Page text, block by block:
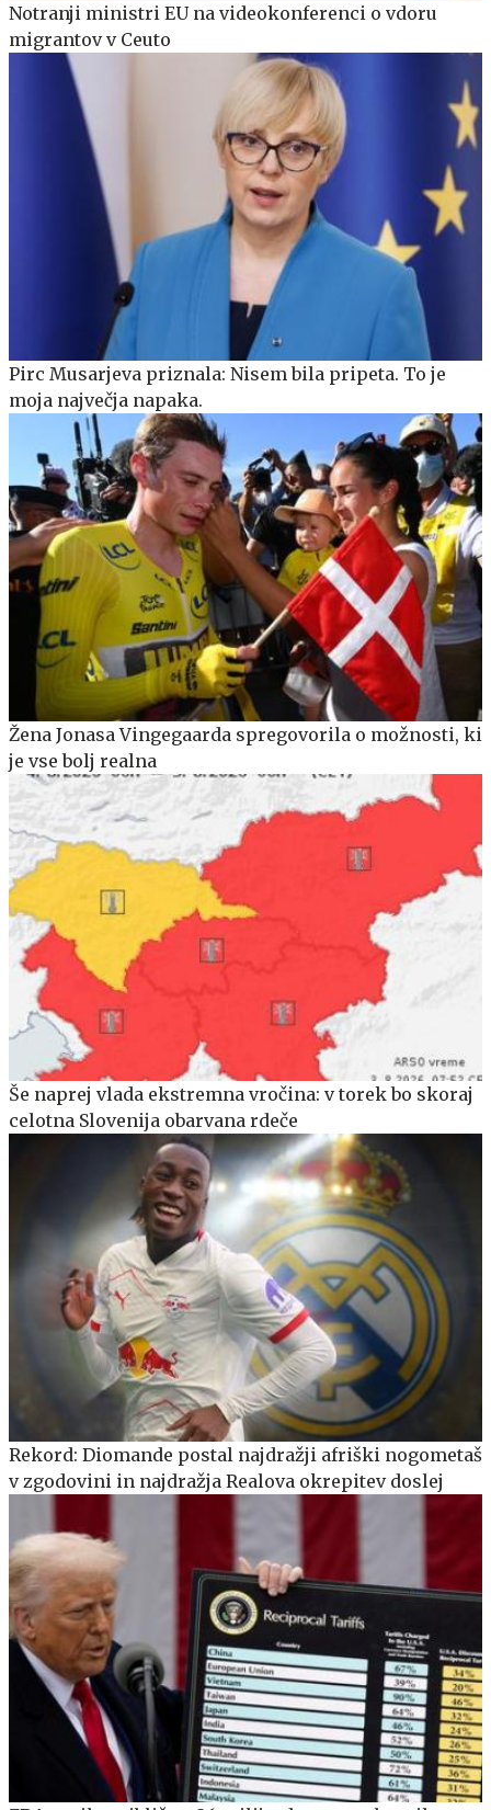
Notranji ministri EU na videokonferenci o vdoru
migrantov v Ceuto
Pirc Musarjeva priznala: Nisem bila pripeta. To je
moja največja napaka.
Žena Jonasa Vingegaarda spregovorila o možnosti, ki
je vse bolj realna
Še naprej vlada ekstremna vročina: v torek bo skoraj
celotna Slovenija obarvana rdeče
Rekord: Diomande postal najdražji afriški nogometaš
v zgodovini in najdražja Realova okrepitev doslej